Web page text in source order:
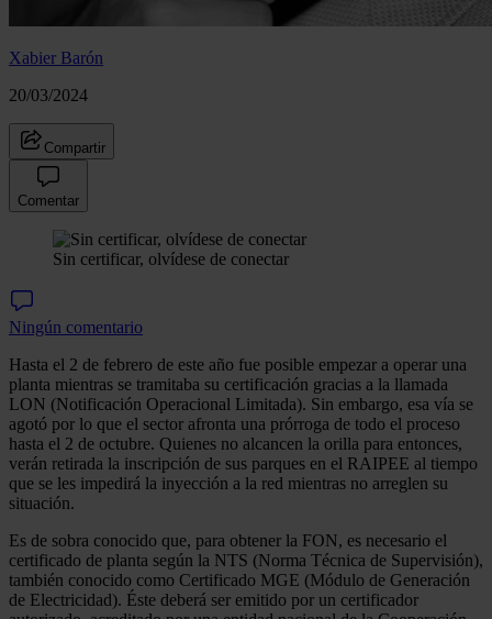
Xabier Barón
20/03/2024
Compartir
Comentar
Sin certificar, olvídese de conectar
Ningún comentario
Hasta el 2 de febrero de este año fue posible empezar a operar una
planta mientras se tramitaba su certificación gracias a la llamada
LON (Notificación Operacional Limitada). Sin embargo, esa vía se
agotó por lo que el sector afronta una prórroga de todo el proceso
hasta el 2 de octubre. Quienes no alcancen la orilla para entonces,
verán retirada la inscripción de sus parques en el RAIPEE al tiempo
que se les impedirá la inyección a la red mientras no arreglen su
situación.
Es de sobra conocido que, para obtener la FON, es necesario el
certificado de planta según la NTS (Norma Técnica de Supervisión),
también conocido como Certificado MGE (Módulo de Generación
de Electricidad). Éste deberá ser emitido por un certificador